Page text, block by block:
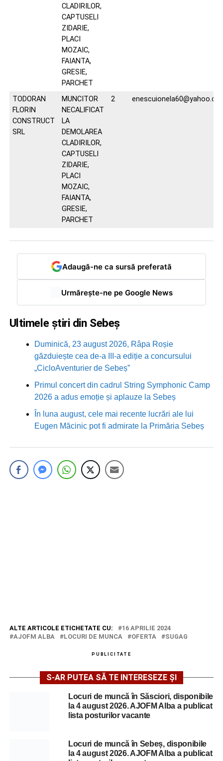
CLADIRILOR,
CAPTUSELI
ZIDARIE,
PLACI
MOZAIC,
FAIANTA,
GRESIE,
PARCHET
TODORAN
FLORIN
CONSTRUCT
SRL
MUNCITOR
NECALIFICAT
LA
DEMOLAREA
CLADIRILOR,
CAPTUSELI
ZIDARIE,
PLACI
MOZAIC,
FAIANTA,
GRESIE,
PARCHET
2
Adaugă-ne ca sursă preferată
Urmărește-ne pe Google News
Ultimele știri din Sebeș
Duminică, 23 august 2026, Râpa Roșie
găzduiește cea de-a III-a ediție a concursului
„CicloAventurier de Sebeș”
Primul concert din cadrul String Symphonic Camp
2026 a adus emoție și aplauze la Sebeș
În luna august, cele mai recente lucrări ale lui
Eugen Măcinic pot fi admirate la Primăria Sebeș
ALTE ARTICOLE ETICHETATE CU:
16 APRILIE 2024
AJOFM ALBA
LOCURI DE MUNCA OFERTA SUGAG
PUBLICITATE
S-AR PUTEA SĂ TE INTERESEZE ȘI
Locuri de muncă în Săsciori, disponibile
la 4 august 2026. AJOFM Alba a publicat
lista posturilor vacante
Locuri de muncă în Sebeș, disponibile
la 4 august 2026. AJOFM Alba a publicat